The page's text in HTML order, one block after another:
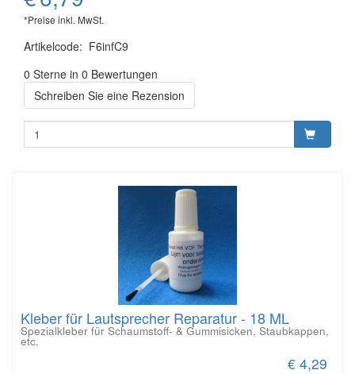
*Preise inkl. MwSt.
Artikelcode: F6infC9
0 Sterne in 0 Bewertungen
Schreiben Sie eine Rezension
Kleber für Lautsprecher Reparatur - 18 ML
Spezialkleber für Schaumstoff- & Gummisicken, Staubkappen,
etc.
€ 4,29